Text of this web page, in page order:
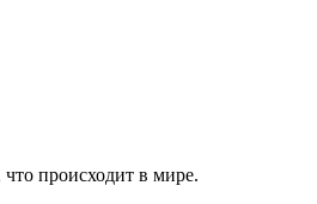
происходит в мире.